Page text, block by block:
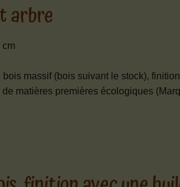
arbre
cm
massif (bois suivant le stock), finition
matières premières écologiques